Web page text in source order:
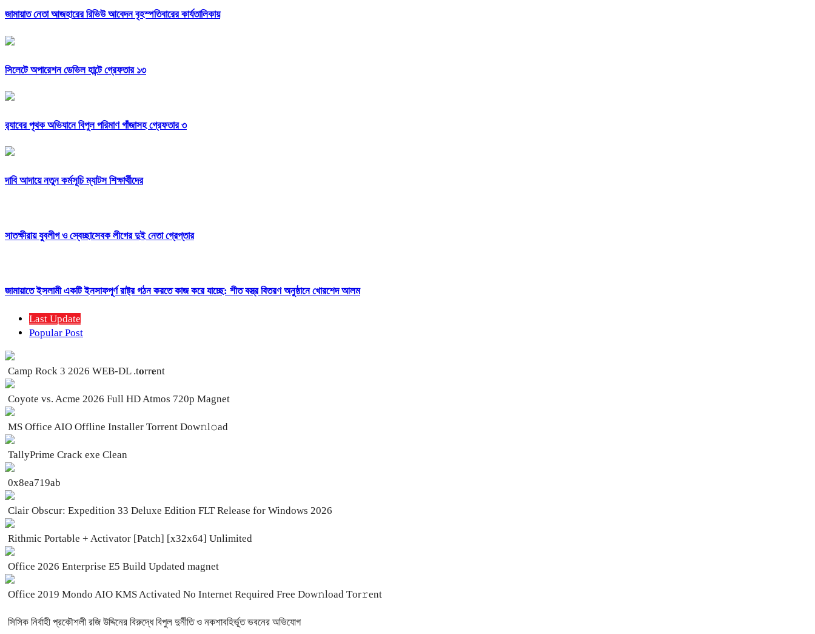
জামায়াত নেতা আজহারের রিভিউ আবেদন বৃহস্পতিবারের কার্যতালিকায়
সিলেটে অপারেশন ডেভিল হান্টে গ্রেফতার ১৩
র‍্যাবের পৃথক অভিযানে বিপুল পরিমাণ গাঁজাসহ গ্রেফতার ৩
দাবি আদায়ে নতুন কর্মসূচি ম্যাটস শিক্ষার্থীদের
সাতক্ষীরায় যুবলীগ ও স্বেচ্ছাসেবক লীগের দুই নেতা গ্রেপ্তার
জামায়াতে ইসলামী একটি ইনসাফপূর্ণ রাষ্ট্র গঠন করতে কাজ করে যাচ্ছে: শীত বস্ত্র বিতরণ অনুষ্ঠানে খোরশেদ আলম
Last Update
Popular Post
Camp Rock 3 2026 WEB-DL .t𝐨rr𝐞nt
Coyote vs. Acme 2026 Full HD Atmos 720p Magnet
MS Office AIO Offline Installer Torrent Dow𝚗l𝚘аd
TallyPrime Crack exe Clean
0x8ea719ab
Clair Obscur: Expedition 33 Deluxe Edition FLT Release for Windows 2026
Rithmic Portable + Activator [Patch] [x32x64] Unlimited
Office 2026 Enterprise E5 Build Updated magnet
Office 2019 Mondo AIO KMS Activated No Internet Required Frее Dow𝚗load Tоr𝚛ent
সিসিক নির্বাহী প্রকৌশলী রজি উদ্দিনের বিরুদ্ধে বিপুল দুর্নীতি ও নকশাবহির্ভূত ভবনের অভিযোগ